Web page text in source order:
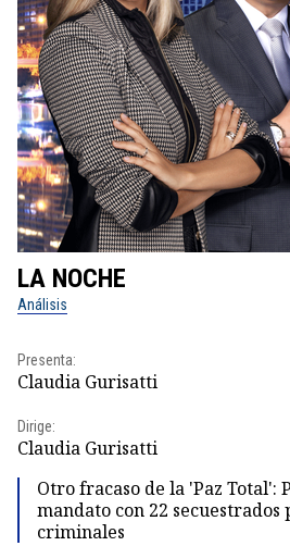
LA NOCHE
Análisis
Presenta:
Claudia Gurisatti
Dirige:
Claudia Gurisatti
Otro fracaso de la 'Paz Total':
mandato con 22 secuestrados
criminales